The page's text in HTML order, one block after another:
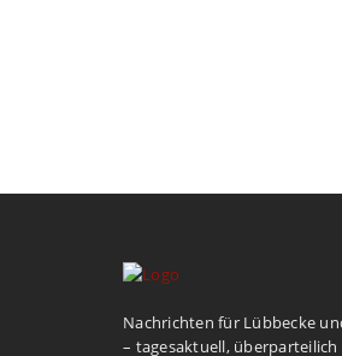
Nachrichten für Lübbecke
– tagesaktuell, überparteilich